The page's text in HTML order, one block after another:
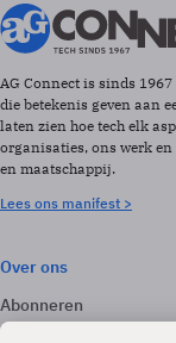
AG Connect is sinds
die betekenis geven aan
laten zien hoe tech elk
organisaties, ons werk
en maatschappij.
Lees ons manifest >
Over ons
Abonneren
Adverteren